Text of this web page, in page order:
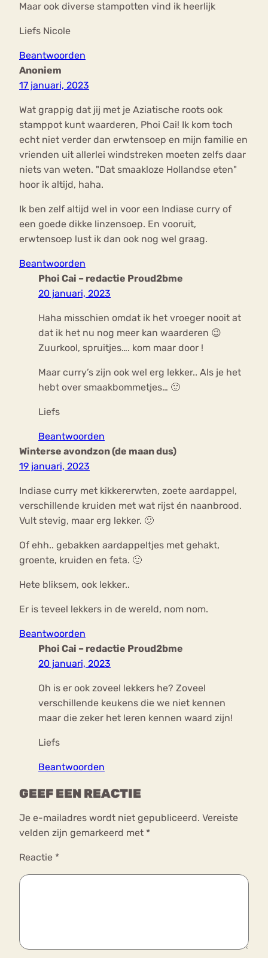
Maar ook diverse stampotten vind ik heerlijk
Liefs Nicole
Beantwoorden
Anoniem
17 januari, 2023
Wat grappig dat jij met je Aziatische roots ook
stamppot kunt waarderen, Phoi Cai! Ik kom toch
echt niet verder dan erwtensoep en mijn familie en
vrienden uit allerlei windstreken moeten zelfs daar
niets van weten. "Dat smaakloze Hollandse eten"
hoor ik altijd, haha.
Ik ben zelf altijd wel in voor een Indiase curry of
een goede dikke linzensoep. En vooruit,
erwtensoep lust ik dan ook nog wel graag.
Beantwoorden
Phoi Cai – redactie Proud2bme
20 januari, 2023
Haha misschien omdat ik het vroeger nooit at
dat ik het nu nog meer kan waarderen 😉
Zuurkool, spruitjes…. kom maar door !
Maar curry’s zijn ook wel erg lekker.. Als je het
hebt over smaakbommetjes… 🙂
Liefs
Beantwoorden
Winterse avondzon (de maan dus)
19 januari, 2023
Indiase curry met kikkererwten, zoete aardappel,
verschillende kruiden met wat rijst én naanbrood.
Vult stevig, maar erg lekker. 🙂
Of ehh.. gebakken aardappeltjes met gehakt,
groente, kruiden en feta. 🙂
Hete bliksem, ook lekker..
Er is teveel lekkers in de wereld, nom nom.
Beantwoorden
Phoi Cai – redactie Proud2bme
20 januari, 2023
Oh is er ook zoveel lekkers he? Zoveel
verschillende keukens die we niet kennen
maar die zeker het leren kennen waard zijn!
Liefs
Beantwoorden
GEEF EEN REACTIE
Je e-mailadres wordt niet gepubliceerd. Vereiste
velden zijn gemarkeerd met *
Reactie *